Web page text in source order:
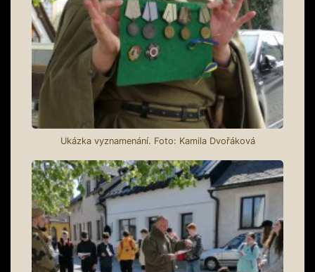
Ukázka vyznamenání. Foto: Kamila Dvořáková